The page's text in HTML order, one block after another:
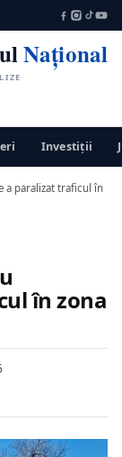
Național
Investiții
a paralizat traficul în
în zona